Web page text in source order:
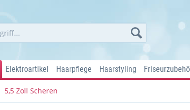
Elektroartikel Haarpflege Haarstyling
5,5 Zoll Scheren